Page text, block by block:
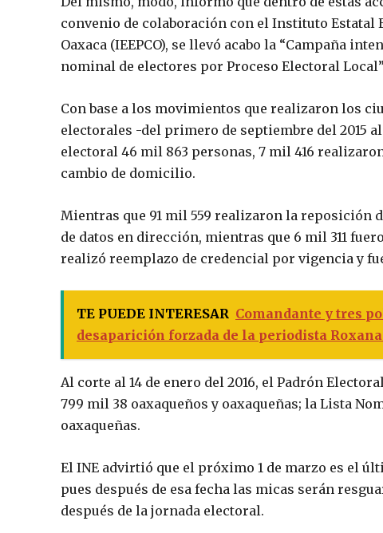
convenio de colaboración con el Instituto Estatal
Oaxaca (IEEPCO), se llevó acabo la “Campaña
nominal de electores por Proceso Electoral
Con base a los movimientos que realizaron los
electorales -del primero de septiembre del 2015
electoral 46 mil 863 personas, 7 mil 416
cambio de domicilio.
Mientras que 91 mil 559 realizaron la reposición
de datos en dirección, mientras que 6 mil 311
realizó reemplazo de credencial por vigencia y
TE PUEDE INTERESAR Comandante y tres
desaparición forzada de la periodista
Al corte al 14 de enero del 2016, el Padrón
799 mil 38 oaxaqueños y oaxaqueñas; la Lista
oaxaqueñas.
El INE advirtió que el próximo 1 de marzo es el
pues después de esa fecha las micas serán
después de la jornada electoral.